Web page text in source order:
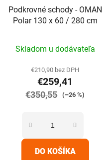
Podkrovné schody - OMAN
Polar 130 x 60 / 280 cm
hodnotenie
produktu
je
5,0
Skladom u dodávateľa
€210,90 bez DPH
€259,41
€350,55 (–26 %)
DO KOŠÍKA